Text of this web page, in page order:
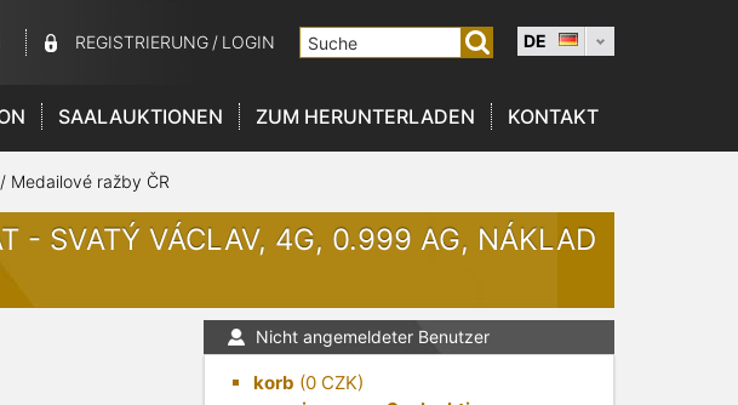
REGISTRIERUNG / LOGIN DE
SAALAUKTIONEN ZUM HERUNTERLADEN KONTAKT
/ Medailové ražby ČR
- SVATÝ VÁCLAV, 4G, 0.999 AG, NÁKLAD
Nicht angemeldeter Benutzer
korb (0 CZK)